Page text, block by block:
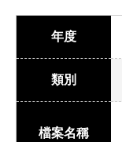
年度
類別
檔案名稱